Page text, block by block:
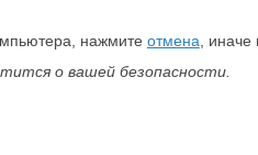
нажмите отмена ,
о вашей безопасности.